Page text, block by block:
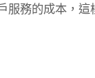
服務的成本，這